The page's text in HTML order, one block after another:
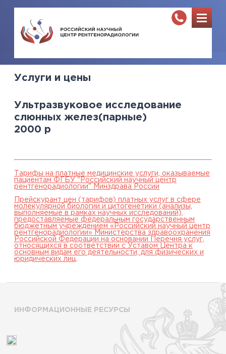
Услуги и цены
Ультразвуковое исследование
слюнных желез(парные)
2000 р
Тарифы на платные медицинские услуги, оказываемые
пациентам ФГБУ "Российский научный центр
рентгенорадиологии" Минздрава России
Прейскурант цен (тарифов) платных услуг в сфере
молекулярной биологии и цитогенетики (анализы,
выполняемые в рамках научных исследований),
предоставляемые федеральным государственным
бюджетным учреждением «Российский научный центр
рентгенорадиологии» Министерства здравоохранения
Российской Федерации на основании Перечня услуг,
относящихся в соответствии с Уставом Центра к
основным видам его деятельности, для физических и
юридических лиц.
ИНФОРМАЦИОННЫЕ РЕСУРСЫ